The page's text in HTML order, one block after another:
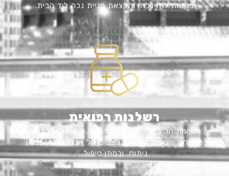
בקשות לתו נכה, והקצאת חניית נכה ליד הבית.
רשלנות רפואית
תביעות הריון, לידה וטיפולי פוריות. רשלנות ברפואת
משפחה ורפואת חירום. במצבים של אבחון שגוי, במתן
ניתוח, ובמתן טיפול.